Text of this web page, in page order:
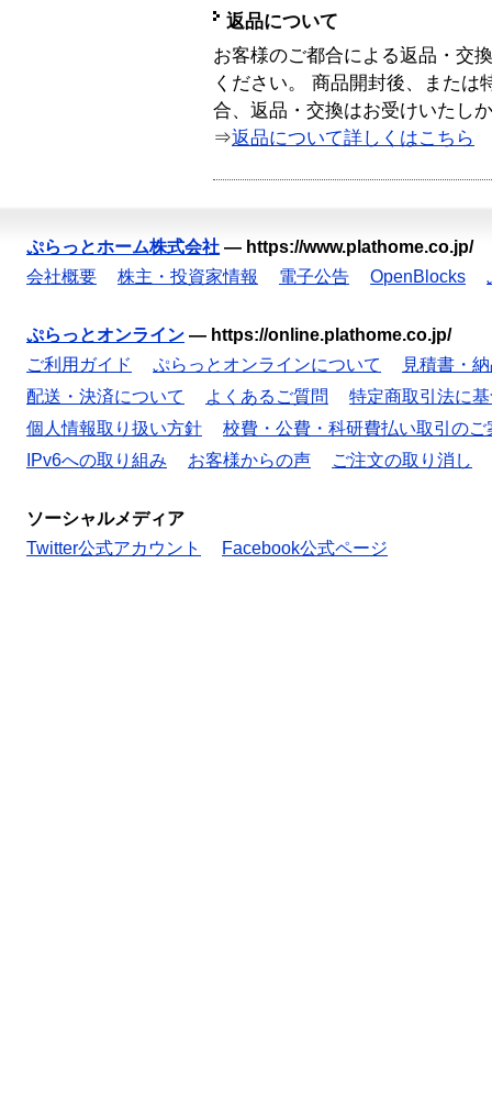
返品について
お客様のご都合による返品・交
ください。 商品開封後、または
合、返品・交換はお受けいたし
⇒返品について詳しくはこちら
ぷらっとホーム株式会社 — https://www.plathome.co.jp/
会社概要
株主・投資家情報 電子公告 OpenBlocks
ぷらっとオンライン — https://online.plathome.co.jp/
ご利用ガイド
ぷらっとオンラインについて
見積書・
配送・決済について
よくあるご質問
特定商取引法に
個人情報取り扱い方針
校費・公費・科研費払い取引のご
IPv6への取り組み
お客様からの声 ご注文の取り消し
ソーシャルメディア
Twitter公式アカウント
Facebook公式ページ